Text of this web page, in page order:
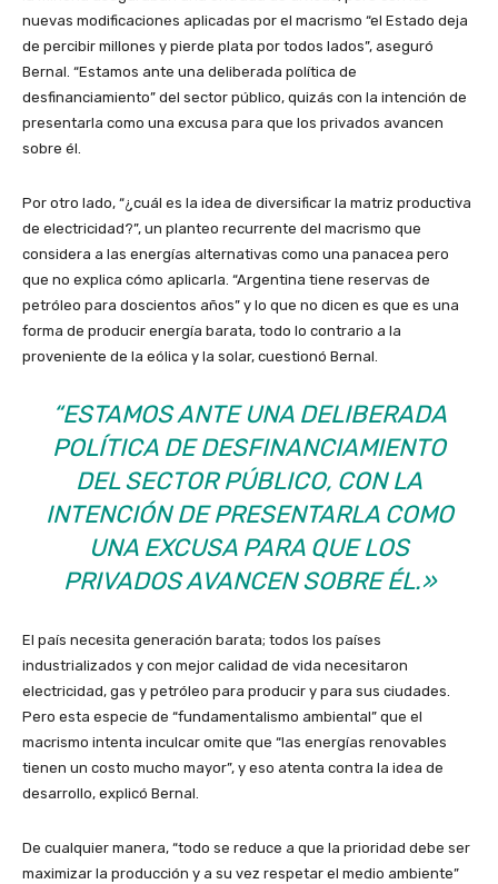
nuevas modificaciones aplicadas por el macrismo “el Estado deja
de percibir millones y pierde plata por todos lados”, aseguró
Bernal. “Estamos ante una deliberada política de
desfinanciamiento” del sector público, quizás con la intención de
presentarla como una excusa para que los privados avancen
sobre él.
Por otro lado, “¿cuál es la idea de diversificar la matriz productiva
de electricidad?”, un planteo recurrente del macrismo que
considera a las energías alternativas como una panacea pero
que no explica cómo aplicarla. “Argentina tiene reservas de
petróleo para doscientos años” y lo que no dicen es que es una
forma de producir energía barata, todo lo contrario a la
proveniente de la eólica y la solar, cuestionó Bernal.
“ESTAMOS ANTE UNA DELIBERADA
POLÍTICA DE DESFINANCIAMIENTO
DEL SECTOR PÚBLICO, CON LA
INTENCIÓN DE PRESENTARLA COMO
UNA EXCUSA PARA QUE LOS
PRIVADOS AVANCEN SOBRE ÉL.»
El país necesita generación barata; todos los países
industrializados y con mejor calidad de vida necesitaron
electricidad, gas y petróleo para producir y para sus ciudades.
Pero esta especie de “fundamentalismo ambiental” que el
macrismo intenta inculcar omite que “las energías renovables
tienen un costo mucho mayor”, y eso atenta contra la idea de
desarrollo, explicó Bernal.
De cualquier manera, “todo se reduce a que la prioridad debe ser
maximizar la producción y a su vez respetar el medio ambiente”